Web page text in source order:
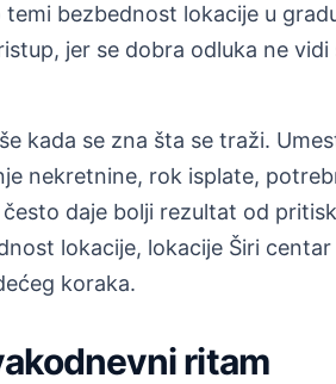
temi bezbednost lokacije u
jer se dobra odluka ne
kada se zna šta se traži.
nekretnine, rok isplate,
daje bolji rezultat od
lokacije, lokacije Širi
koraka.
ritam